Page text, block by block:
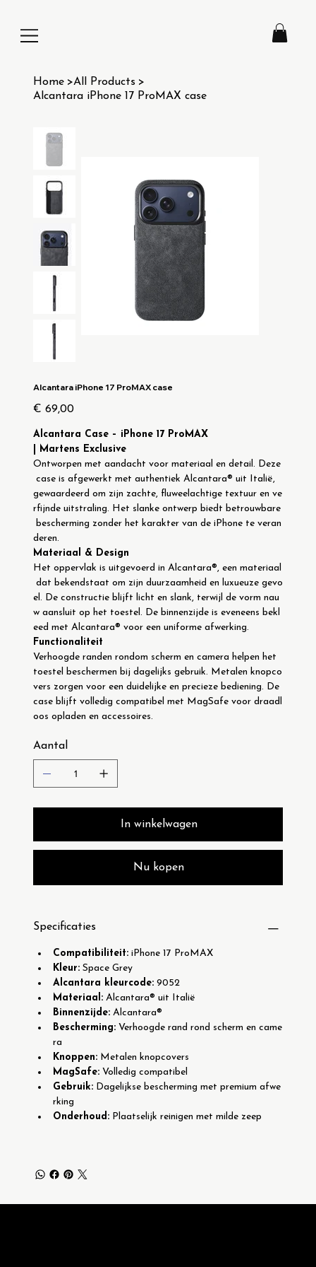
Home >All Products >
Alcantara iPhone 17 ProMAX case
Alcantara iPhone 17 ProMAX case
Prijs
€ 69,00
Alcantara Case – iPhone 17 ProMAX
| Martens Exclusive
Ontworpen met aandacht voor materiaal en detail. Deze
case is afgewerkt met authentiek Alcantara® uit Italië,
gewaardeerd om zijn zachte, fluweelachtige textuur en ve
rfijnde uitstraling. Het slanke ontwerp biedt betrouwbare
bescherming zonder het karakter van de iPhone te veran
deren.
Materiaal & Design
Het oppervlak is uitgevoerd in Alcantara®, een materiaal
dat bekendstaat om zijn duurzaamheid en luxueuze gevo
el. De constructie blijft licht en slank, terwijl de vorm nau
w aansluit op het toestel. De binnenzijde is eveneens bekl
eed met Alcantara® voor een uniforme afwerking.
Functionaliteit
Verhoogde randen rondom scherm en camera helpen het
toestel beschermen bij dagelijks gebruik. Metalen knopco
vers zorgen voor een duidelijke en precieze bediening. De
case blijft volledig compatibel met MagSafe voor draadl
oos opladen en accessoires.
Aantal
In winkelwagen
Nu kopen
Specificaties
Compatibiliteit: iPhone 17 ProMAX
Kleur: Space Grey
Alcantara kleurcode: 9052
Materiaal: Alcantara® uit Italië
Binnenzijde: Alcantara®
Bescherming: Verhoogde rand rond scherm en came
ra
Knoppen: Metalen knopcovers
MagSafe: Volledig compatibel
Gebruik: Dagelijkse bescherming met premium afwe
rking
Onderhoud: Plaatselijk reinigen met milde zeep